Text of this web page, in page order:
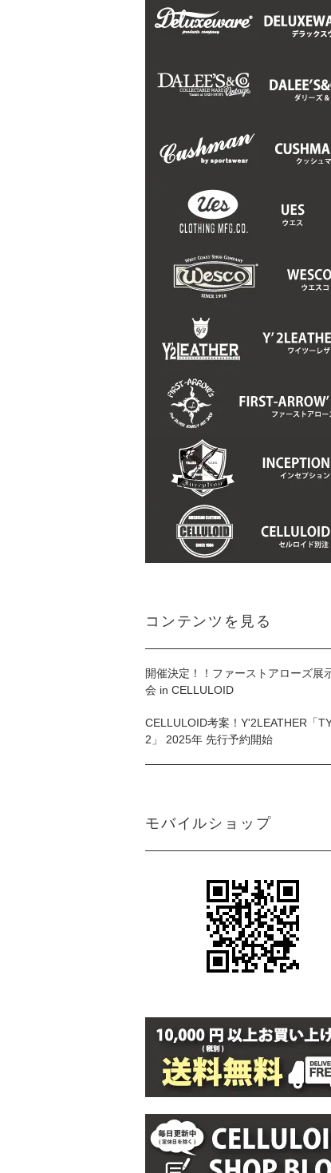
コンテンツを見る
開催決定！！ファーストアローズ展
会 in CELLULOID
CELLULOID考案！Y'2LEATHER「
2」 2025年 先行予約開始
モバイルショップ